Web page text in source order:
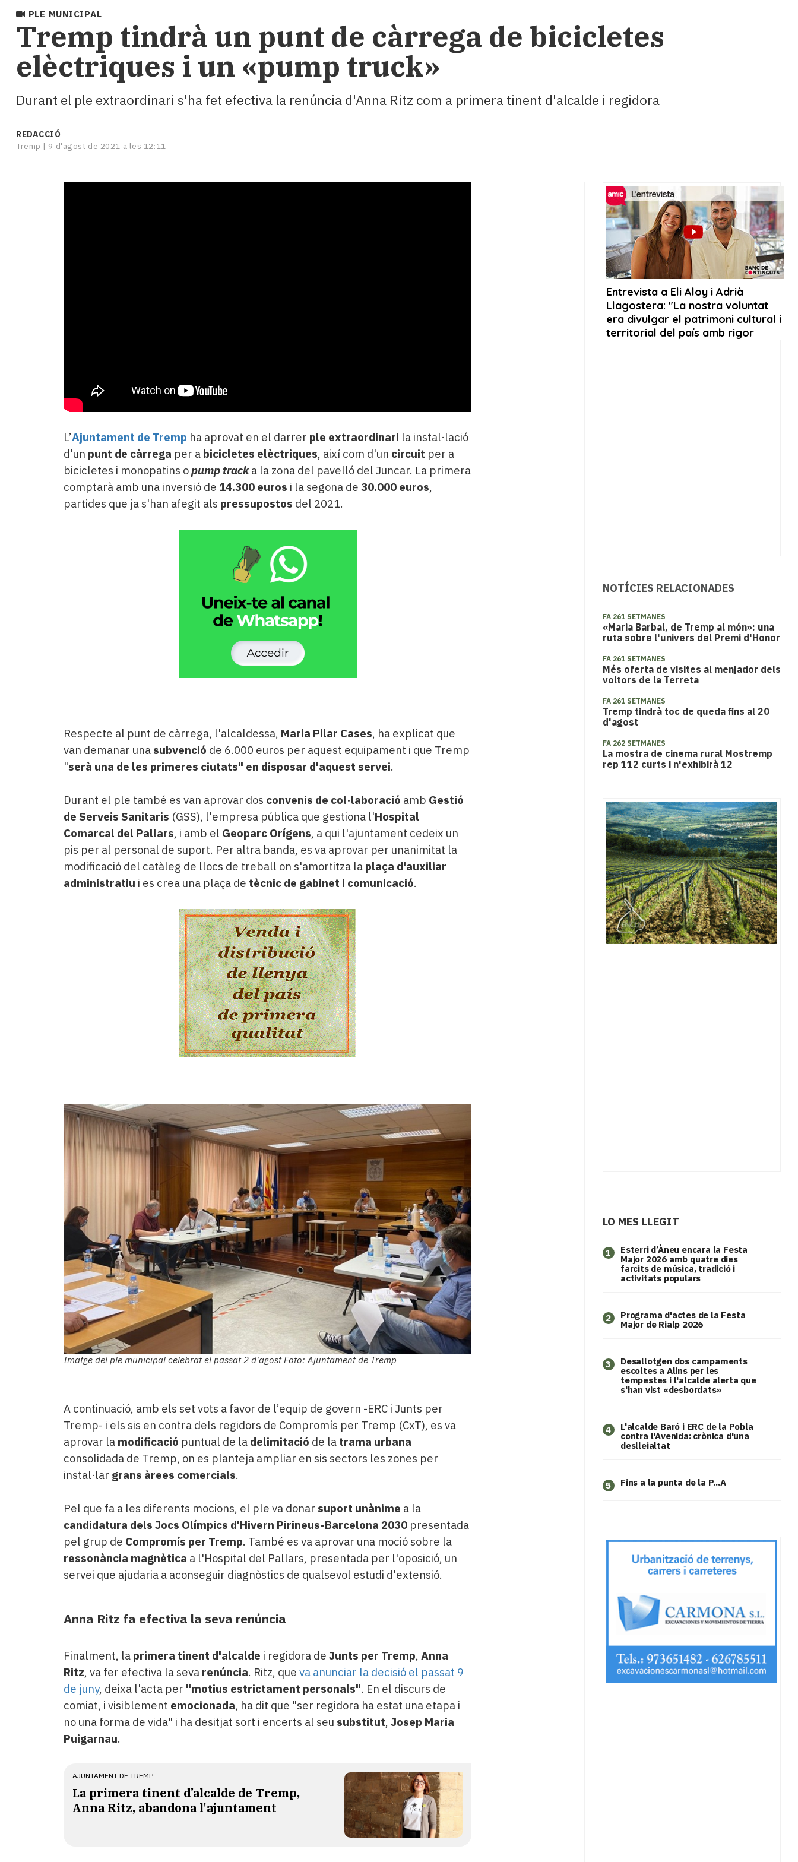
i
Cultura
Esports
Mai
tant!
i
El
temps
PLE MUNICIPAL
Tremp tindrà un punt de càrrega de bicicletes
elèctriques i un «pump truck»
Durant el ple extraordinari s'ha fet efectiva la renúncia d'Anna Ritz com a primera tinent d'alcalde i regidora
REDACCIÓ
Tremp | 9 d'agost de 2021 a les 12:11
L’Ajuntament de Tremp ha aprovat en el darrer ple extraordinari la instal·lació
d'un punt de càrrega per a bicicletes elèctriques, així com d'un circuit per a
bicicletes i monopatins opump tracka la zona del pavelló del Juncar. La primera
comptarà amb una inversió de 14.300 euros i la segona de 30.000 euros,
partides que ja s'han afegit als pressupostos del 2021.
Respecte al punt de càrrega, l'alcaldessa, Maria Pilar Cases, ha explicat que
van demanar una subvenció de 6.000 euros per aquest equipament i que Tremp
"serà una de les primeres ciutats" en disposar d'aquest servei.
Durant el ple també es van aprovar dos convenis de col·laboració amb Gestió
de Serveis Sanitaris (GSS), l'empresa pública que gestiona l'Hospital
Comarcal del Pallars, i amb el Geoparc Orígens, a qui l'ajuntament cedeix un
pis per al personal de suport. Per altra banda, es va aprovar per unanimitat la
modificació del catàleg de llocs de treball on s'amortitza la plaça d'auxiliar
administratiu i es crea una plaça de tècnic de gabinet i comunicació.
Imatge del ple municipal celebrat el passat 2 d'agost Foto: Ajuntament de Tremp
A continuació, amb els set vots a favor de l’equip de govern -ERC i Junts per
Tremp- i els sis en contra dels regidors de Compromís per Tremp (CxT), es va
aprovar la modificació puntual de la delimitació de latrama urbana
consolidada de Tremp, on es planteja ampliar en sis sectors les zones per
instal·lar grans àrees comercials.
Pel que fa a les diferents mocions, el ple va donar suport unànime a la
candidatura dels Jocs Olímpics d'Hivern Pirineus-Barcelona 2030presentada
pel grup de Compromís per Tremp. També es va aprovar una moció sobre la
ressonància magnètica a l'Hospital del Pallars, presentada per l'oposició, un
servei que ajudaria a aconseguir diagnòstics de qualsevol estudi d'extensió.
Anna Ritz fa efectiva la seva renúncia
Finalment, la primera tinent d'alcalde i regidora de Junts per Tremp, Anna
Ritz, va fer efectiva la seva renúncia. Ritz, que va anunciar la decisió el passat 9
de juny, deixa l'acta per "motius estrictament personals". En el discurs de
comiat, i visiblement emocionada, ha dit que "ser regidora ha estat una etapa i
no una forma de vida" i ha desitjat sort i encerts al seu substitut, Josep Maria
Puigarnau.
AJUNTAMENT DE TREMP
La primera tinent d’alcalde de Tremp,
Anna Ritz, abandona l'ajuntament
NOTÍCIES RELACIONADES
FA 261 SETMANES
«Maria Barbal, de Tremp al món»: una
ruta sobre l'univers del Premi d'Honor
FA 261 SETMANES
Més oferta de visites al menjador dels
voltors de la Terreta
FA 261 SETMANES
Tremp tindrà toc de queda fins al 20
d'agost
FA 262 SETMANES
​La mostra de cinema rural Mostremp
rep 112 curts i n'exhibirà 12
LO MÉS LLEGIT
1
Esterri d’Àneu encara la Festa
Major 2026 amb quatre dies
farcits de música, tradició i
activitats populars
2
Programa d'actes de la Festa
Major de Rialp 2026
3
​Desallotgen dos campaments
escoltes a Alins per les
tempestes i l'alcalde alerta que
s'han vist «desbordats»
4
L'alcalde Baró i ERC de la Pobla
contra l'Avenida: crònica d'una
deslleialtat
5 Fins a la punta de la P...A